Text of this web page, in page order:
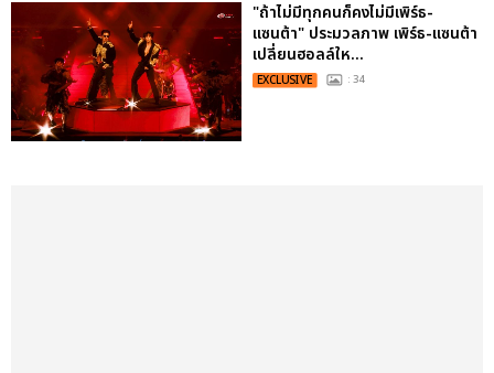
"ถ้าไม่มีทุกคนก็คงไม่มีเพิร์ธ-
แซนต้า" ประมวลภาพ เพิร์ธ-แซนต้า
เปลี่ยนฮอลล์ให...
EXCLUSIVE : 34